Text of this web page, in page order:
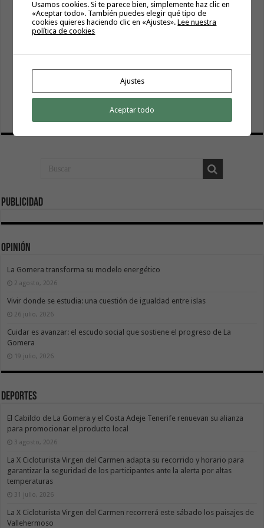
El Cabildo inicia la fase final de la adecuación del entorno
de La Rajita con la pavimentación de los aparcamientos
Publicidad
Opinión
La Gomera transforma su modelo energético
2 agosto, 2026
Vivir donde se estudia: una cuestión de igualdad entre islas
26 julio, 2026
Cuidar es avanzar: el escudo social que sostiene el progreso de La
Gomera
19 julio, 2026
Deportes
El Cabildo de La Gomera y el Costa Adeje Tenerife renuevan su alianza
para promocionar el producto local
3 agosto, 2026
La X Cicloturista Virgen del Carmen adapta su recorrido y horario para
garantizar la seguridad de los participantes ante la alerta por altas
temperaturas
31 julio, 2026
La X Cicloturista Virgen del Carmen recorrerá este sábado los paisajes de
Vallehermoso
Usamos cookies. Si te parece bien, simplemente haz clic en
«Aceptar todo». También puedes elegir qué tipo de
cookies quieres haciendo clic en «Ajustes».Lee nuestra
política de cookies
Ajustes
Aceptar todo